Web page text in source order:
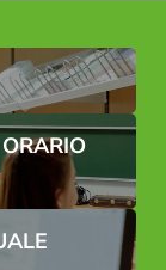
religion
Facoltà
Innsbruck e
Edith Stein
Innsbruck,